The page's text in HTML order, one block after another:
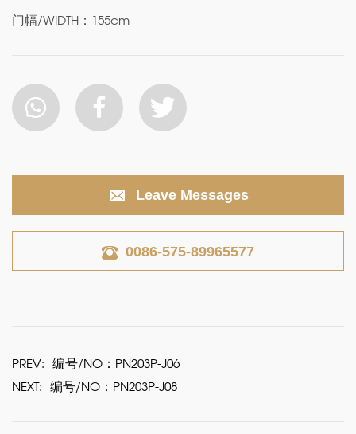
门幅/WIDTH：155cm
Leave Messages
0086-575-89965577
PREV: 编号/NO：PN203P-J06
NEXT: 编号/NO：PN203P-J08